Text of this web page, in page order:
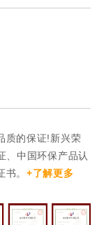
质的保证!新兴荣
、中国环保产品认
书。+了解更多